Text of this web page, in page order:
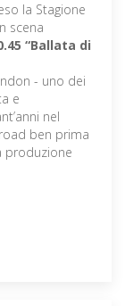
la Stagione
scena
“Ballata di
- uno dei
e
nel
ben prima
produzione